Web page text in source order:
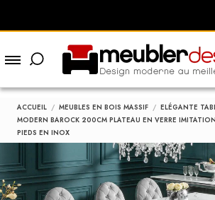
ACCUEIL MEUBLES EN BOIS MASSIF
ELÉGANTE
MODERN BAROCK 200CM PLATEAU EN VERRE
PIEDS EN INOX